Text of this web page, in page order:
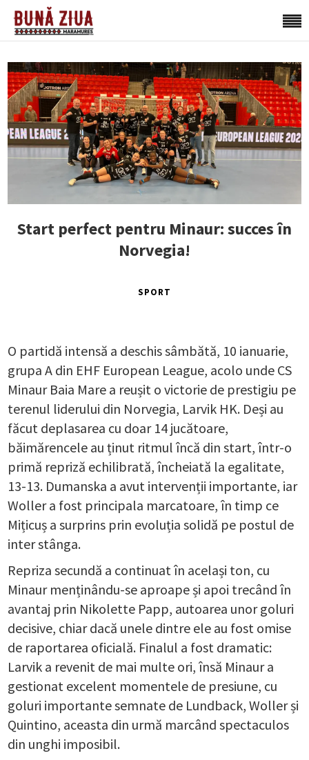
Start perfect pentru Minaur: succes în
Norvegia!
SPORT
O partidă intensă a deschis sâmbătă, 10 ianuarie,
grupa A din EHF European League, acolo unde CS
Minaur Baia Mare a reușit o victorie de prestigiu pe
terenul liderului din Norvegia, Larvik HK. Deși au
făcut deplasarea cu doar 14 jucătoare,
băimărencele au ținut ritmul încă din start, într-o
primă repriză echilibrată, încheiată la egalitate,
13-13. Dumanska a avut intervenții importante, iar
Woller a fost principala marcatoare, în timp ce
Mițicuș a surprins prin evoluția solidă pe postul de
inter stânga.
Repriza secundă a continuat în același ton, cu
Minaur menținându-se aproape și apoi trecând în
avantaj prin Nikolette Papp, autoarea unor goluri
decisive, chiar dacă unele dintre ele au fost omise
de raportarea oficială. Finalul a fost dramatic:
Larvik a revenit de mai multe ori, însă Minaur a
gestionat excelent momentele de presiune, cu
goluri importante semnate de Lundback, Woller și
Quintino, aceasta din urmă marcând spectaculos
din unghi imposibil.